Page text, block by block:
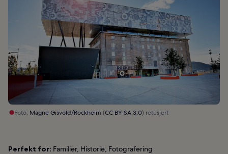
Foto: Magne Gisvold/Rockheim (CC BY-SA 3.0) retusjert
Perfekt for: Familier, Historie, Fotografering